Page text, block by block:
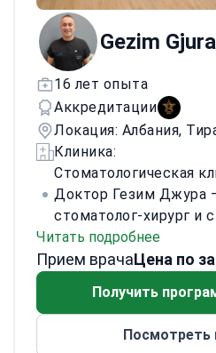
Gezim Gjura
16 лет опыта
Аккредитации
Локация: Албания,
Клиника:
Стоматологическая
Доктор Гезим Джура
стоматолог-хирург и
имплантации. Он
работой,
клинике Dential в
требуется
Читать подробнее
Прием врачаЦена по
Получить
Посмотреть